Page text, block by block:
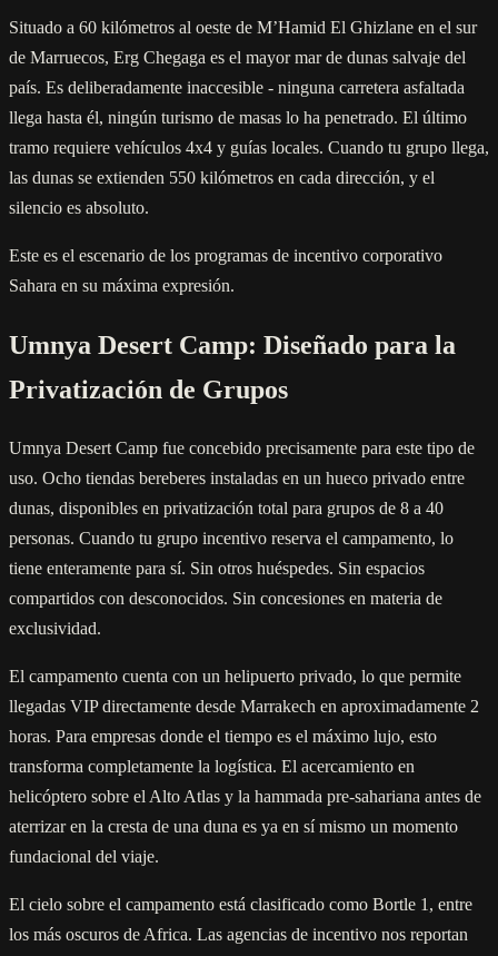
Situado a 60 kilómetros al oeste de M’Hamid El Ghizlane en el sur
de Marruecos, Erg Chegaga es el mayor mar de dunas salvaje del
país. Es deliberadamente inaccesible - ninguna carretera asfaltada
llega hasta él, ningún turismo de masas lo ha penetrado. El último
tramo requiere vehículos 4x4 y guías locales. Cuando tu grupo llega,
las dunas se extienden 550 kilómetros en cada dirección, y el
silencio es absoluto.
Este es el escenario de los programas de incentivo corporativo
Sahara en su máxima expresión.
Umnya Desert Camp: Diseñado para la
Privatización de Grupos
Umnya Desert Camp fue concebido precisamente para este tipo de
uso. Ocho tiendas bereberes instaladas en un hueco privado entre
dunas, disponibles en privatización total para grupos de 8 a 40
personas. Cuando tu grupo incentivo reserva el campamento, lo
tiene enteramente para sí. Sin otros huéspedes. Sin espacios
compartidos con desconocidos. Sin concesiones en materia de
exclusividad.
El campamento cuenta con un helipuerto privado, lo que permite
llegadas VIP directamente desde Marrakech en aproximadamente 2
horas. Para empresas donde el tiempo es el máximo lujo, esto
transforma completamente la logística. El acercamiento en
helicóptero sobre el Alto Atlas y la hammada pre-sahariana antes de
aterrizar en la cresta de una duna es ya en sí mismo un momento
fundacional del viaje.
El cielo sobre el campamento está clasificado como Bortle 1, entre
los más oscuros de Africa. Las agencias de incentivo nos reportan